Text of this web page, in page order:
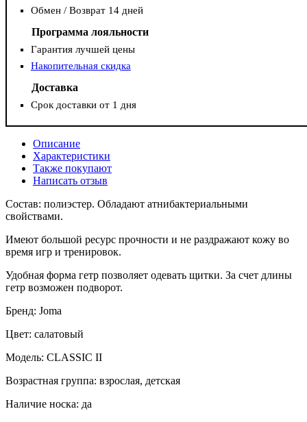
Обмен / Возврат 14 дней
Программа лояльности
Гарантия лучшей цены
Накопительная скидка
Доставка
Срок доставки от 1 дня
Описание
Характеристики
Также покупают
Написать отзыв
Состав: полиэстер. Обладают атнибактериальными
свойствами.
Имеют большой ресурс прочности и не раздражают кожу во
время игр и тренировок.
Удобная форма гетр позволяет одевать щитки. За счет длины
гетр возможен подворот.
Бренд: Joma
Цвет: салатовый
Модель: CLASSIC II
Возрастная группа: взрослая, детская
Наличие носка: да